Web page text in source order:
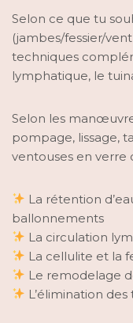
Selon ce que tu
(jambes/fessier/
techniques
lymphatique, le
Selon les
pompage, lissage,
ventouses en verre
La rétention
ballonnements
La circulation
La cellulite et la
Le remodelage
L’élimination